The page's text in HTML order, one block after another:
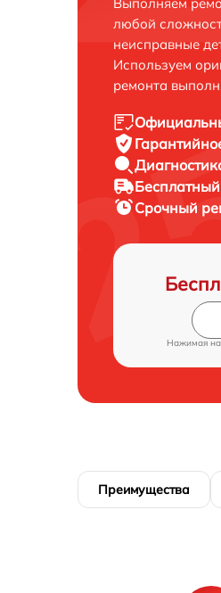
любой
неисправные
Используем
ремонта
Срочный
Нажимая на
Преимущества